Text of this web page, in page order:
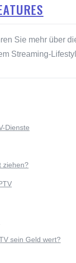
Sie mehr über
Streaming-
Dienste
ziehen?
sein Geld wert?